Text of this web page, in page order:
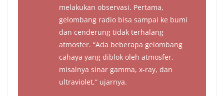
melakukan observasi. Pertama,
gelombang radio bisa sampai ke bumi
dan cenderung tidak terhalang
atmosfer. “Ada beberapa gelombang
cahaya yang diblok oleh atmosfer,
misalnya sinar gamma, x-ray, dan
ultraviolet,” ujarnya.